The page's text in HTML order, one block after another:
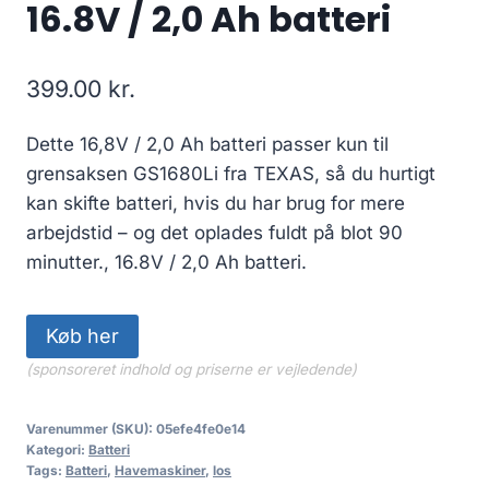
16.8V / 2,0 Ah batteri
399.00 kr.
Dette 16,8V / 2,0 Ah batteri passer kun til
grensaksen GS1680Li fra TEXAS, så du hurtigt
kan skifte batteri, hvis du har brug for mere
arbejdstid – og det oplades fuldt på blot 90
minutter., 16.8V / 2,0 Ah batteri.
Køb her
(sponsoreret indhold og priserne er vejledende)
Varenummer (SKU): 05efe4fe0e14
Kategori: Batteri
Tags: Batteri, Havemaskiner, los